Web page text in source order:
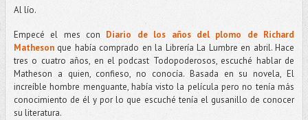
Al lío.
Empecé el mes con Diario de los años del plomo de Richard
Mathesonque había comprado en la Librería La Lumbre en abril. Hace
tres o cuatro años, en el podcast Todopoderosos, escuché hablar de
Matheson a quien, confieso, no conocía. Basada en su novela, El
increíble hombre menguante, había visto la película pero no tenía más
conocimiento de él y por lo que escuché tenía el gusanillo de conocer
su literatura.